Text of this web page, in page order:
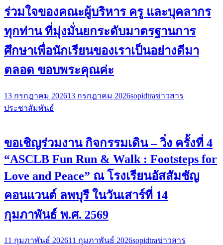
ร่วมใจของคณะผู้บริหาร ครู และบุคลากร
ทุกท่าน ที่มุ่งมั่นยกระดับมาตรฐานการ
ศึกษาเพื่อนักเรียนของเราเป็นอย่างดีมา
ตลอด ขอบพระคุณค่ะ
13 กรกฎาคม 202613 กรกฎาคม 2026sopidtraข่าวสาร
ประชาสัมพันธ์
ขอเชิญร่วมงาน กิจกรรมเดิน – วิ่ง ครั้งที่ 4
“ASCLB Fun Run & Walk : Footsteps for
Love and Peace” ณ โรงเรียนอัสสัมชัญ
คอนแวนต์ ลพบุรี ในวันเสาร์ที่ 14
กุมภาพันธ์ พ.ศ. 2569
11 กุมภาพันธ์ 202611 กุมภาพันธ์ 2026sopidtraข่าวสาร